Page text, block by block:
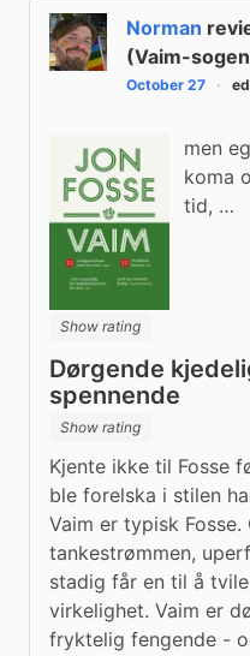
Norman
(Vaim-
October 27
Show rating
men
koma
tid, …
Dørgende
spennende
Show rating
Kjente ikke til Fosse
ble forelska i stilen
Vaim er typisk
tankestrømmen,
stadig får en til å
virkelighet. Vaim er
fryktelig fengende -